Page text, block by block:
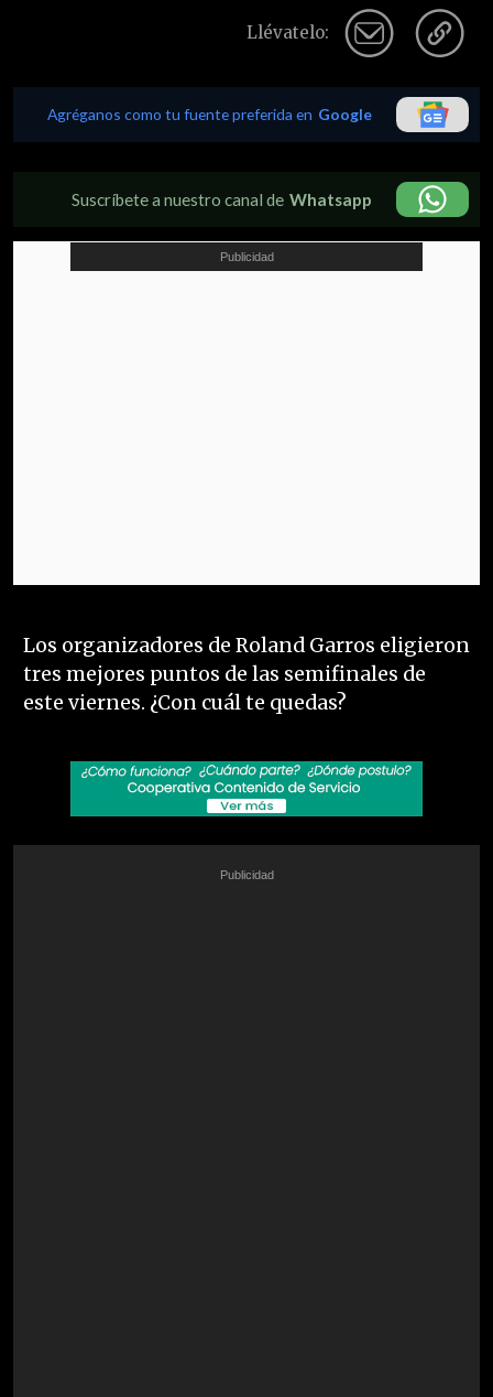
Llévatelo:
Agréganos como tu fuente preferida en Google
Suscríbete a nuestro canal de Whatsapp
Los organizadores de Roland Garros eligieron
tres mejores puntos de las semifinales de
este viernes. ¿Con cuál te quedas?